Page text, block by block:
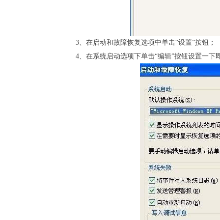
3、在启动和故障恢复选项中单击“设置”按钮；
4、在系统启动选项下单击“编辑”按钮设置一下